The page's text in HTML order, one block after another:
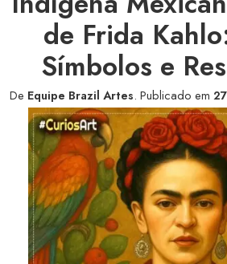
de Frida
Símbolos e
De Equipe Brazil Artes. Publicado em